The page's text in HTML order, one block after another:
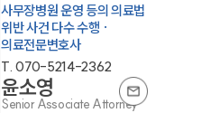
사무장병원 운영 등의 의료법
위반 사건 다수 수행 ·
의료전문변호사
T.070-5214-2362
윤소영
Senior Associate Attorney